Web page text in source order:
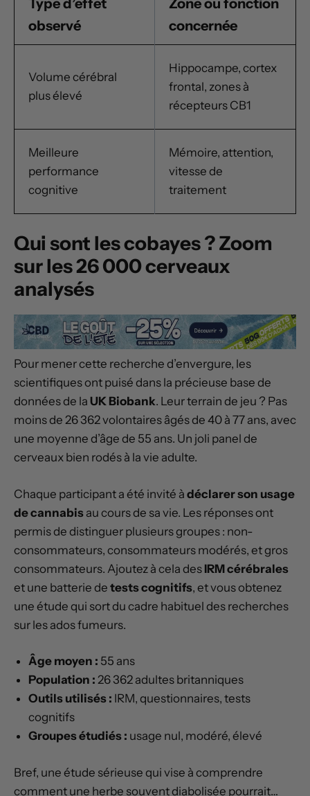
Type d’effet
observé
Zone ou fonction
concernée
Volume cérébral
plus élevé
Hippocampe, cortex
frontal, zones à
récepteurs CB1
Meilleure
performance
cognitive
Mémoire, attention,
vitesse de
traitement
Qui sont les cobayes ? Zoom
sur les 26 000 cerveaux
analysés
Pour mener cette recherche d’envergure, les
scientifiques ont puisé dans la précieuse base de
données de la UK Biobank. Leur terrain de jeu ? Pas
moins de 26 362 volontaires âgés de 40 à 77 ans, avec
une moyenne d’âge de 55 ans. Un joli panel de
cerveaux bien rodés à la vie adulte.
Chaque participant a été invité à déclarer son usage
de cannabis au cours de sa vie. Les réponses ont
permis de distinguer plusieurs groupes : non-
consommateurs, consommateurs modérés, et gros
consommateurs. Ajoutez à cela des IRM cérébrales
et une batterie de tests cognitifs, et vous obtenez
une étude qui sort du cadre habituel des recherches
sur les ados fumeurs.
Âge moyen : 55 ans
Population : 26 362 adultes britanniques
Outils utilisés : IRM, questionnaires, tests
cognitifs
Groupes étudiés : usage nul, modéré, élevé
Bref, une étude sérieuse qui vise à comprendre
comment une herbe souvent diabolisée pourrait…